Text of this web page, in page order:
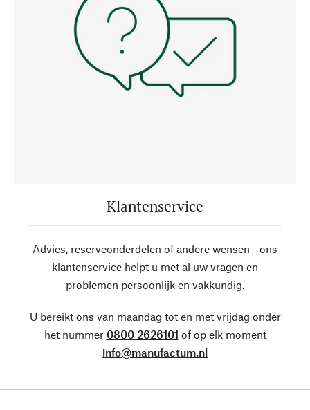
Klantenservice
Advies, reserveonderdelen of andere wensen - ons
klantenservice helpt u met al uw vragen en
problemen persoonlijk en vakkundig.
U bereikt ons van maandag tot en met vrijdag onder
het nummer 0800 2626101 of op elk moment
info@manufactum.nl